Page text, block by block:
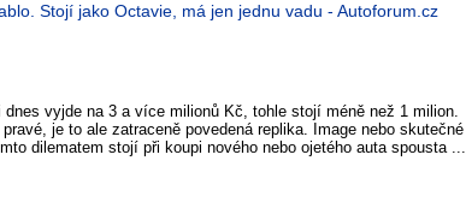
Stojí jako Octavie, má jen jednu vadu - Autoforum.cz
dnes vyjde na 3 a více milionů Kč, tohle stojí méně než 1 milion.
je to ale zatraceně povedená replika. Image nebo skutečné
dilematem stojí při koupi nového nebo ojetého auta spousta ...